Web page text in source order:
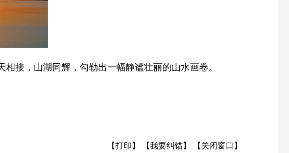
接，山湖同辉，勾勒出一幅静谧壮丽的山水画卷。
【打印】 【我要纠错】 【关闭窗口】